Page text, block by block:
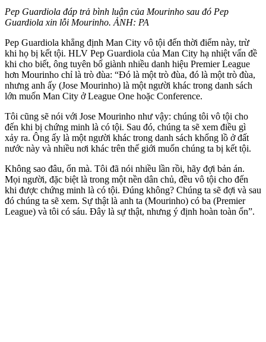
Pep Guardiola đáp trả bình luận của Mourinho sau đó Pep
Guardiola xin lỗi Mourinho. ẢNH: PA
Pep Guardiola khẳng định Man City vô tội đến thời điểm này, trừ
khi họ bị kết tội. HLV Pep Guardiola của Man City hạ nhiệt vấn đề
khi cho biết, ông tuyên bố giành nhiều danh hiệu Premier League
hơn Mourinho chỉ là trò đùa: “Đó là một trò đùa, đó là một trò đùa,
nhưng anh ấy (Jose Mourinho) là một người khác trong danh sách
lớn muốn Man City ở League One hoặc Conference.
Tôi cũng sẽ nói với Jose Mourinho như vậy: chúng tôi vô tội cho
đến khi bị chứng minh là có tội. Sau đó, chúng ta sẽ xem điều gì
xảy ra. Ông ấy là một người khác trong danh sách khổng lồ ở đất
nước này và nhiều nơi khác trên thế giới muốn chúng ta bị kết tội.
Không sao đâu, ổn mà. Tôi đã nói nhiều lần rồi, hãy đợi bản án.
Mọi người, đặc biệt là trong một nền dân chủ, đều vô tội cho đến
khi được chứng minh là có tội. Đúng không? Chúng ta sẽ đợi và sau
đó chúng ta sẽ xem. Sự thật là anh ta (Mourinho) có ba (Premier
League) và tôi có sáu. Đây là sự thật, nhưng ý định hoàn toàn ổn”.